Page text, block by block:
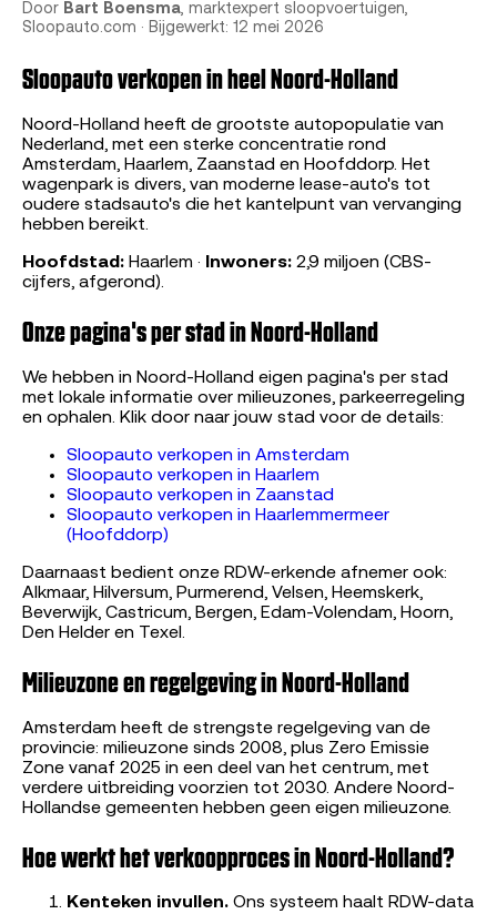
Door Bart Boensma, marktexpert sloopvoertuigen,
Sloopauto.com · Bijgewerkt: 12 mei 2026
Sloopauto verkopen in heel Noord-Holland
Noord-Holland heeft de grootste autopopulatie van
Nederland, met een sterke concentratie rond
Amsterdam, Haarlem, Zaanstad en Hoofddorp. Het
wagenpark is divers, van moderne lease-auto's tot
oudere stadsauto's die het kantelpunt van vervanging
hebben bereikt.
Hoofdstad: Haarlem · Inwoners: 2,9 miljoen (CBS-
cijfers, afgerond).
Onze pagina's per stad in Noord-Holland
We hebben in Noord-Holland eigen pagina's per stad
met lokale informatie over milieuzones, parkeerregeling
en ophalen. Klik door naar jouw stad voor de details:
Sloopauto verkopen in Amsterdam
Sloopauto verkopen in Haarlem
Sloopauto verkopen in Zaanstad
Sloopauto verkopen in Haarlemmermeer
(Hoofddorp)
Daarnaast bedient onze RDW-erkende afnemer ook:
Alkmaar, Hilversum, Purmerend, Velsen, Heemskerk,
Beverwijk, Castricum, Bergen, Edam-Volendam, Hoorn,
Den Helder en Texel.
Milieuzone en regelgeving in Noord-Holland
Amsterdam heeft de strengste regelgeving van de
provincie: milieuzone sinds 2008, plus Zero Emissie
Zone vanaf 2025 in een deel van het centrum, met
verdere uitbreiding voorzien tot 2030. Andere Noord-
Hollandse gemeenten hebben geen eigen milieuzone.
Hoe werkt het verkoopproces in Noord-Holland?
Kenteken invullen. Ons systeem haalt RDW-data